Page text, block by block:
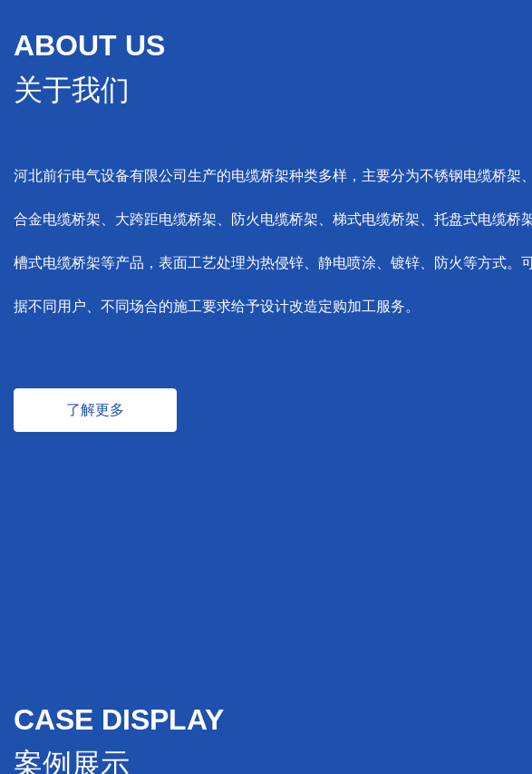
ABOUT US
关于我们
河北前行电气设备有限公司生产的电缆桥架种类多样，主要分为不锈钢电缆桥架
合金电缆桥架、大跨距电缆桥架、防火电缆桥架、梯式电缆桥架、托盘式电缆桥
槽式电缆桥架等产品，表面工艺处理为热侵锌、静电喷涂、镀锌、防火等方式。
据不同用户、不同场合的施工要求给予设计改造定购加工服务。
了解更多
CASE DISPLAY
案例展示